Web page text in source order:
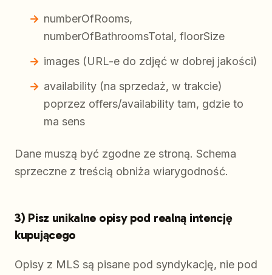
numberOfRooms,
numberOfBathroomsTotal, floorSize
images (URL-e do zdjęć w dobrej jakości)
availability (na sprzedaż, w trakcie)
poprzez offers/availability tam, gdzie to
ma sens
Dane muszą być zgodne ze stroną. Schema
sprzeczne z treścią obniża wiarygodność.
3) Pisz unikalne opisy pod realną intencję
kupującego
Opisy z MLS są pisane pod syndykację, nie pod